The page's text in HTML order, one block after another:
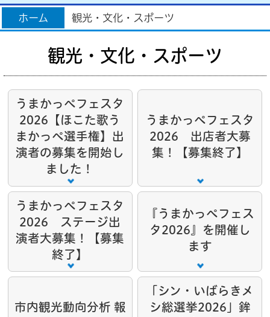
ホーム 観光・文化・スポーツ
観光・文化・スポーツ
うまかっぺフェスタ
2026【ほこた歌う
まかっぺ選手権】出
演者の募集を開始し
ました！
うまかっぺフェスタ
2026 出店者大募
集！【募集終了】
うまかっぺフェスタ
2026 ステージ出
演者大募集！【募集
終了】
『うまかっぺフェス
タ2026』を開催し
ます
市内観光動向分析 報
「シン・いばらきメ
シ総選挙2026」鉾